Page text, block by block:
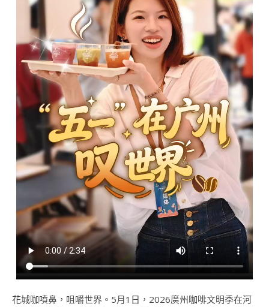
花城咖噴鼻，咀嚼世界。5月1日，2026廣州咖啡文明季在河